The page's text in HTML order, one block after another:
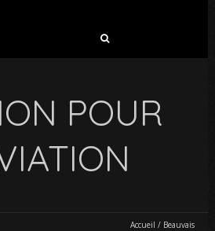
POUR
Accueil / Beauvais